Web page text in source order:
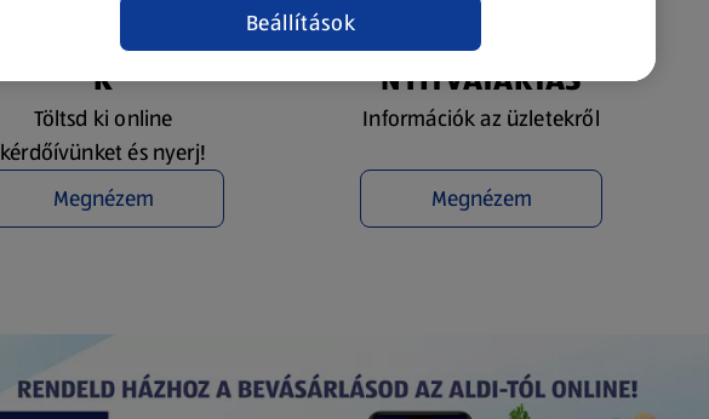
NYEREMÉNYJÁTÉ
K
Töltsd ki online
kérdőívünket és nyerj!
Megnézem
ÜZLETKERESŐ ÉS
NYITVATARTÁS
Információk az üzletekről
Megnézem
Beállítások